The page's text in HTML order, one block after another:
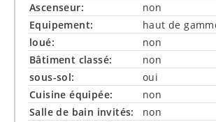
Ascenseur:
non
Equipement:
haut de
loué:
non
Bâtiment classé:
non
sous-sol:
oui
Cuisine équipée:
non
Salle de bain invités:
non